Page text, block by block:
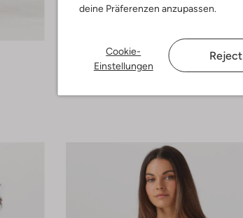
deine Präferenzen anzupassen.
Cookie-
Einstellungen
Reject
Haute L'amitié
Cargohose